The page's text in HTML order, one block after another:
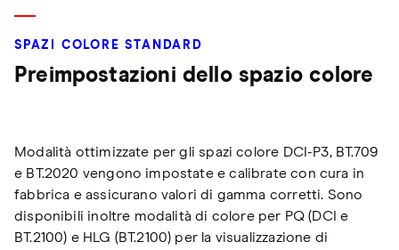
SPAZI COLORE STANDARD
Preimpostazioni dello spazio colore
Modalità ottimizzate per gli spazi colore DCI-P3, BT.709
e BT.2020 vengono impostate e calibrate con cura in
fabbrica e assicurano valori di gamma corretti. Sono
disponibili inoltre modalità di colore per PQ (DCI e
BT.2100) e HLG (BT.2100) per la visualizzazione di